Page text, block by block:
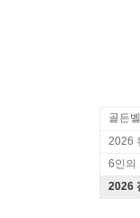
골든
2026
6인의
2026